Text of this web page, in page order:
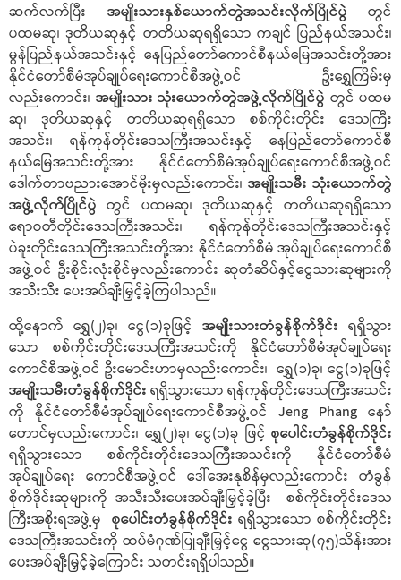
ဆက်လက်ပြီး အမျိုးသားနှစ်ယောက်တွဲအသင်းလိုက်ပြိုင်ပွဲ တွင်
ပထမဆု၊ ဒုတိယဆုနှင့် တတိယဆုရရှိသော ကချင် ပြည်နယ်အသင်း၊
မွန်ပြည်နယ်အသင်းနှင့် နေပြည်တော်ကောင်စီနယ်မြေအသင်းတို့အား
နိုင်ငံတော်စီမံအုပ်ချုပ်ရေးကောင်စီအဖွဲ့ဝင် ဦးရွှေကြိမ်းမှ
လည်းကောင်း၊ အမျိုးသား သုံးယောက်တွဲအဖွဲ့လိုက်ပြိုင်ပွဲ တွင် ပထမ
ဆု၊ ဒုတိယဆုနှင့် တတိယဆုရရှိသော စစ်ကိုင်းတိုင်း ဒေသကြီး
အသင်း၊ ရန်ကုန်တိုင်းဒေသကြီးအသင်းနှင့် နေပြည်တော်ကောင်စီ
နယ်မြေအသင်းတို့အား နိုင်ငံတော်စီမံအုပ်ချုပ်ရေးကောင်စီအဖွဲ့ဝင်
ဒေါက်တာဗညားအောင်မိုးမှလည်းကောင်း၊ အမျိုးသမီး သုံးယောက်တွဲ
အဖွဲ့လိုက်ပြိုင်ပွဲတွင် ပထမဆု၊ ဒုတိယဆုနှင့် တတိယဆုရရှိသော
ဧရာဝတီတိုင်းဒေသကြီးအသင်း၊ ရန်ကုန်တိုင်းဒေသကြီးအသင်းနှင့်
ပဲခူးတိုင်းဒေသကြီးအသင်းတို့အား နိုင်ငံတော်စီမံ အုပ်ချုပ်ရေးကောင်စီ
အဖွဲ့ဝင် ဦးစိုင်းလုံးစိုင်မှလည်းကောင်း ဆုတံဆိပ်နှင့်ငွေသားဆုများကို
အသီးသီး ပေးအပ်ချီးမြှင့်ခဲ့ကြပါသည်။
ထို့နောက် ရွှေ(၂)ခု၊ ငွေ(၁)ခုဖြင့် အမျိုးသားတံခွန်စိုက်ဒိုင်း ရရှိသွား
သော စစ်ကိုင်းတိုင်းဒေသကြီးအသင်းကို နိုင်ငံတော်စီမံအုပ်ချုပ်ရေး
ကောင်စီအဖွဲ့ဝင် ဦးမောင်းဟာမှလည်းကောင်း၊ ရွှေ(၁)ခု၊ ငွေ(၁)ခုဖြင့်
အမျိုးသမီးတံခွန်စိုက်ဒိုင်း ရရှိသွားသော ရန်ကုန်တိုင်းဒေသကြီးအသင်း
ကို နိုင်ငံတော်စီမံအုပ်ချုပ်ရေးကောင်စီအဖွဲ့ဝင် Jeng Phang နော်
တောင်မှလည်းကောင်း၊ ရွှေ(၂)ခု၊ ငွေ(၁)ခု ဖြင့် စုပေါင်းတံခွန်စိုက်ဒိုင်း
ရရှိသွားသော စစ်ကိုင်းတိုင်းဒေသကြီးအသင်းကို နိုင်ငံတော်စီမံ
အုပ်ချုပ်ရေး ကောင်စီအဖွဲ့ဝင် ဒေါ်အေးနုစိန်မှလည်းကောင်း တံခွန်
စိုက်ဒိုင်းဆုများကို အသီးသီးပေးအပ်ချီးမြှင့်ခဲ့ပြီး စစ်ကိုင်းတိုင်းဒေသ
ကြီးအစိုးရအဖွဲ့မှ စုပေါင်းတံခွန်စိုက်ဒိုင်း ရရှိသွားသော စစ်ကိုင်းတိုင်း
ဒေသကြီးအသင်းကို ထပ်မံဂုဏ်ပြုချီးမြှင့်ငွေ ငွေသားဆု(၇၅)သိန်းအား
ပေးအပ်ချီးမြှင့်ခဲ့ကြောင်း သတင်းရရှိပါသည်။